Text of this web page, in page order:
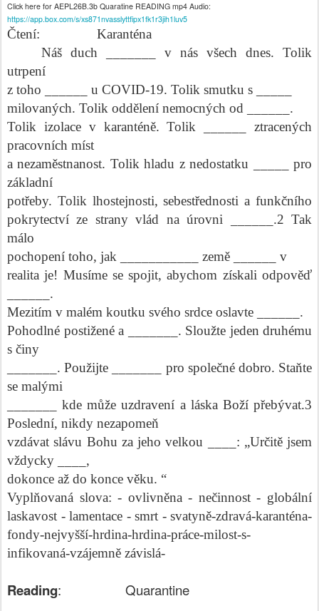
Click here for AEPL26B.3b Quaratine READING mp4 Audio:
https://app.box.com/s/xs871nvasslyttfipx1fk1r3jih1luv5
Čtení:
Karanténa
Náš duch _______ v nás všech dnes. Tolik
utrpení
z toho ______ u COVID-19. Tolik smutku s _____
milovaných. Tolik oddělení nemocných od ______.
Tolik izolace v karanténě. Tolik ______ ztracených
pracovních míst
a nezaměstnanost. Tolik hladu z nedostatku _____ pro
základní
potřeby. Tolik lhostejnosti, sebestřednosti a funkčního
pokrytectví ze strany vlád na úrovni ______.2 Tak
málo
pochopení toho, jak ___________ země ______ v
realita je! Musíme se spojit, abychom získali odpověď
______.
Mezitím v malém koutku svého srdce oslavte ______.
Pohodlné postižené a _______. Sloužte jeden druhému
s činy
_______. Použijte _______ pro společné dobro. Staňte
se malými
_______ kde může uzdravení a láska Boží přebývat.3
Poslední, nikdy nezapomeň
vzdávat slávu Bohu za jeho velkou ____: „Určitě jsem
vždycky ____,
dokonce až do konce věku. “
Vyplňovaná slova: - ovlivněna - nečinnost - globální
laskavost - lamentace - smrt - svatyně-zdravá-karanténa-
fondy-nejvyšší-hrdina-hrdina-práce-milost-s-
infikovaná-vzájemně závislá-
Reading: Quarantine